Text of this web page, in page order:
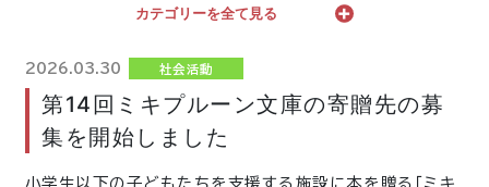
カテゴリーを全て見る
2026.03.30 社会活動
第14回ミキプルーン文庫の寄贈先の募
集を開始しました
小学生以下の子どもたちを支援する施設に本を贈る「ミキ